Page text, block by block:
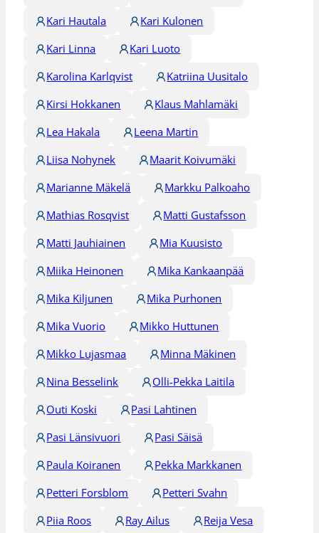
Kari Hautala
Kari Kulonen
Kari Linna
Kari Luoto
Karolina Karlqvist
Katriina Uusitalo
Kirsi Hokkanen
Klaus Mahlamäki
Lea Hakala
Leena Martin
Liisa Nohynek
Maarit Koivumäki
Marianne Mäkelä
Markku Palkoaho
Mathias Rosqvist
Matti Gustafsson
Matti Jauhiainen
Mia Kuusisto
Miika Heinonen
Mika Kankaanpää
Mika Kiljunen
Mika Purhonen
Mika Vuorio
Mikko Huttunen
Mikko Lujasmaa
Minna Mäkinen
Nina Besselink
Olli-Pekka Laitila
Outi Koski
Pasi Lahtinen
Pasi Länsivuori
Pasi Säisä
Paula Koiranen
Pekka Markkanen
Petteri Forsblom
Petteri Svahn
Piia Roos
Ray Ailus
Reija Vesa